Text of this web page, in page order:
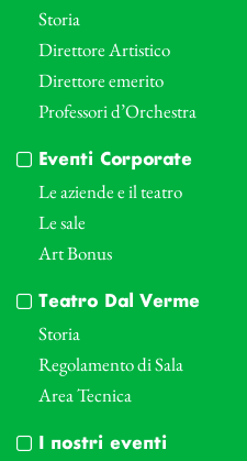
Storia
Direttore Artistico
Direttore emerito
Professori d’Orchestra
Eventi Corporate
Le aziende e il teatro
Le sale
Art Bonus
Teatro Dal Verme
Storia
Regolamento di Sala
Area Tecnica
I nostri eventi